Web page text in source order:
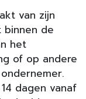
van zijn
de
het
of op andere
dagen vanaf